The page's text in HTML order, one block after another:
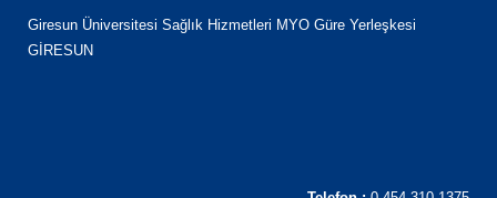
Giresun Üniversitesi Sağlık Hizmetleri MYO Güre Yerleşkesi
GİRESUN